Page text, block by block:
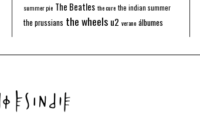
summer pie The Beatles the cure the indian summer
the prussians the wheels u2 verano álbumes